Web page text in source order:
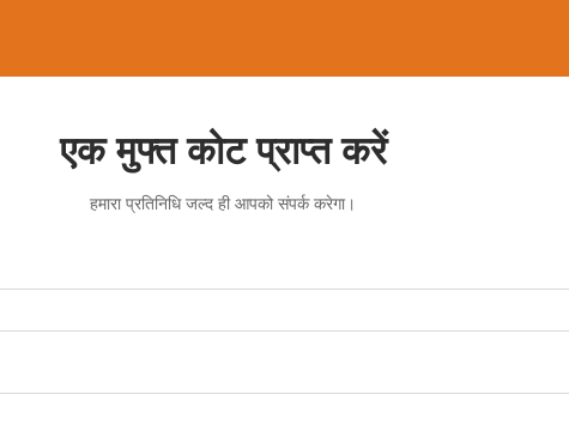
एक मुफ्त कोट प्राप्त करें
हमारा प्रतिनिधि जल्द ही आपको संपर्क करेगा।